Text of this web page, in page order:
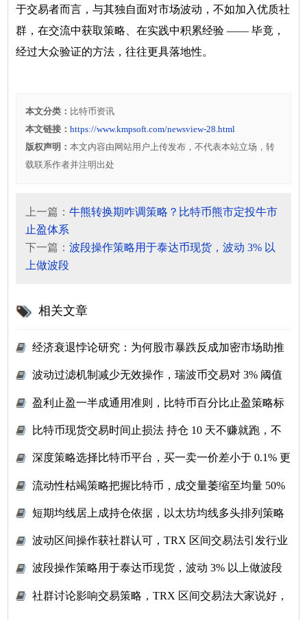
于交易者而言，与其独自面对市场波动，不如加入优质社
群，在交流中获取策略、在实践中积累经验 —— 毕竟，
经过大众验证的方法，往往更具落地性。
本文分类： 比特币资讯
本文链接：https://www.kmpsoft.com/newsview-28.html
版权声明：本文内容由网站用户上传发布，不代表本站立场，转
载联系作者并注明出处
上一篇：牛熊转换期咋调策略？比特币熊市定投牛市
止盈体系
下一篇：波段操作策略用于泰达币现货，波动 3% 以
上做波段
相关文章
经济衰退悖论研究：为何股市暴跌反成加密市场助推
波动过滤机制减少无效操作，瑞波币交易对 3% 阈值
盈利止盈一半成通用准则，比特币百分比止盈策略标
比特币现货交易时间止损法 持仓 10 天不赚就跑，不
深度策略选择比特币平台，买一卖一价差小于 0.1% 更
流动性枯竭策略把握比特币，成交量萎缩至均量 50%
短期均线居上成持仓依据，以太坊均线多头排列策略
波动区间操作获社群认可，TRX 区间交易法引发行业
波段操作策略用于泰达币现货，波动 3% 以上做波段
社群讨论影响交易策略，TRX 区间交易法大家说好，